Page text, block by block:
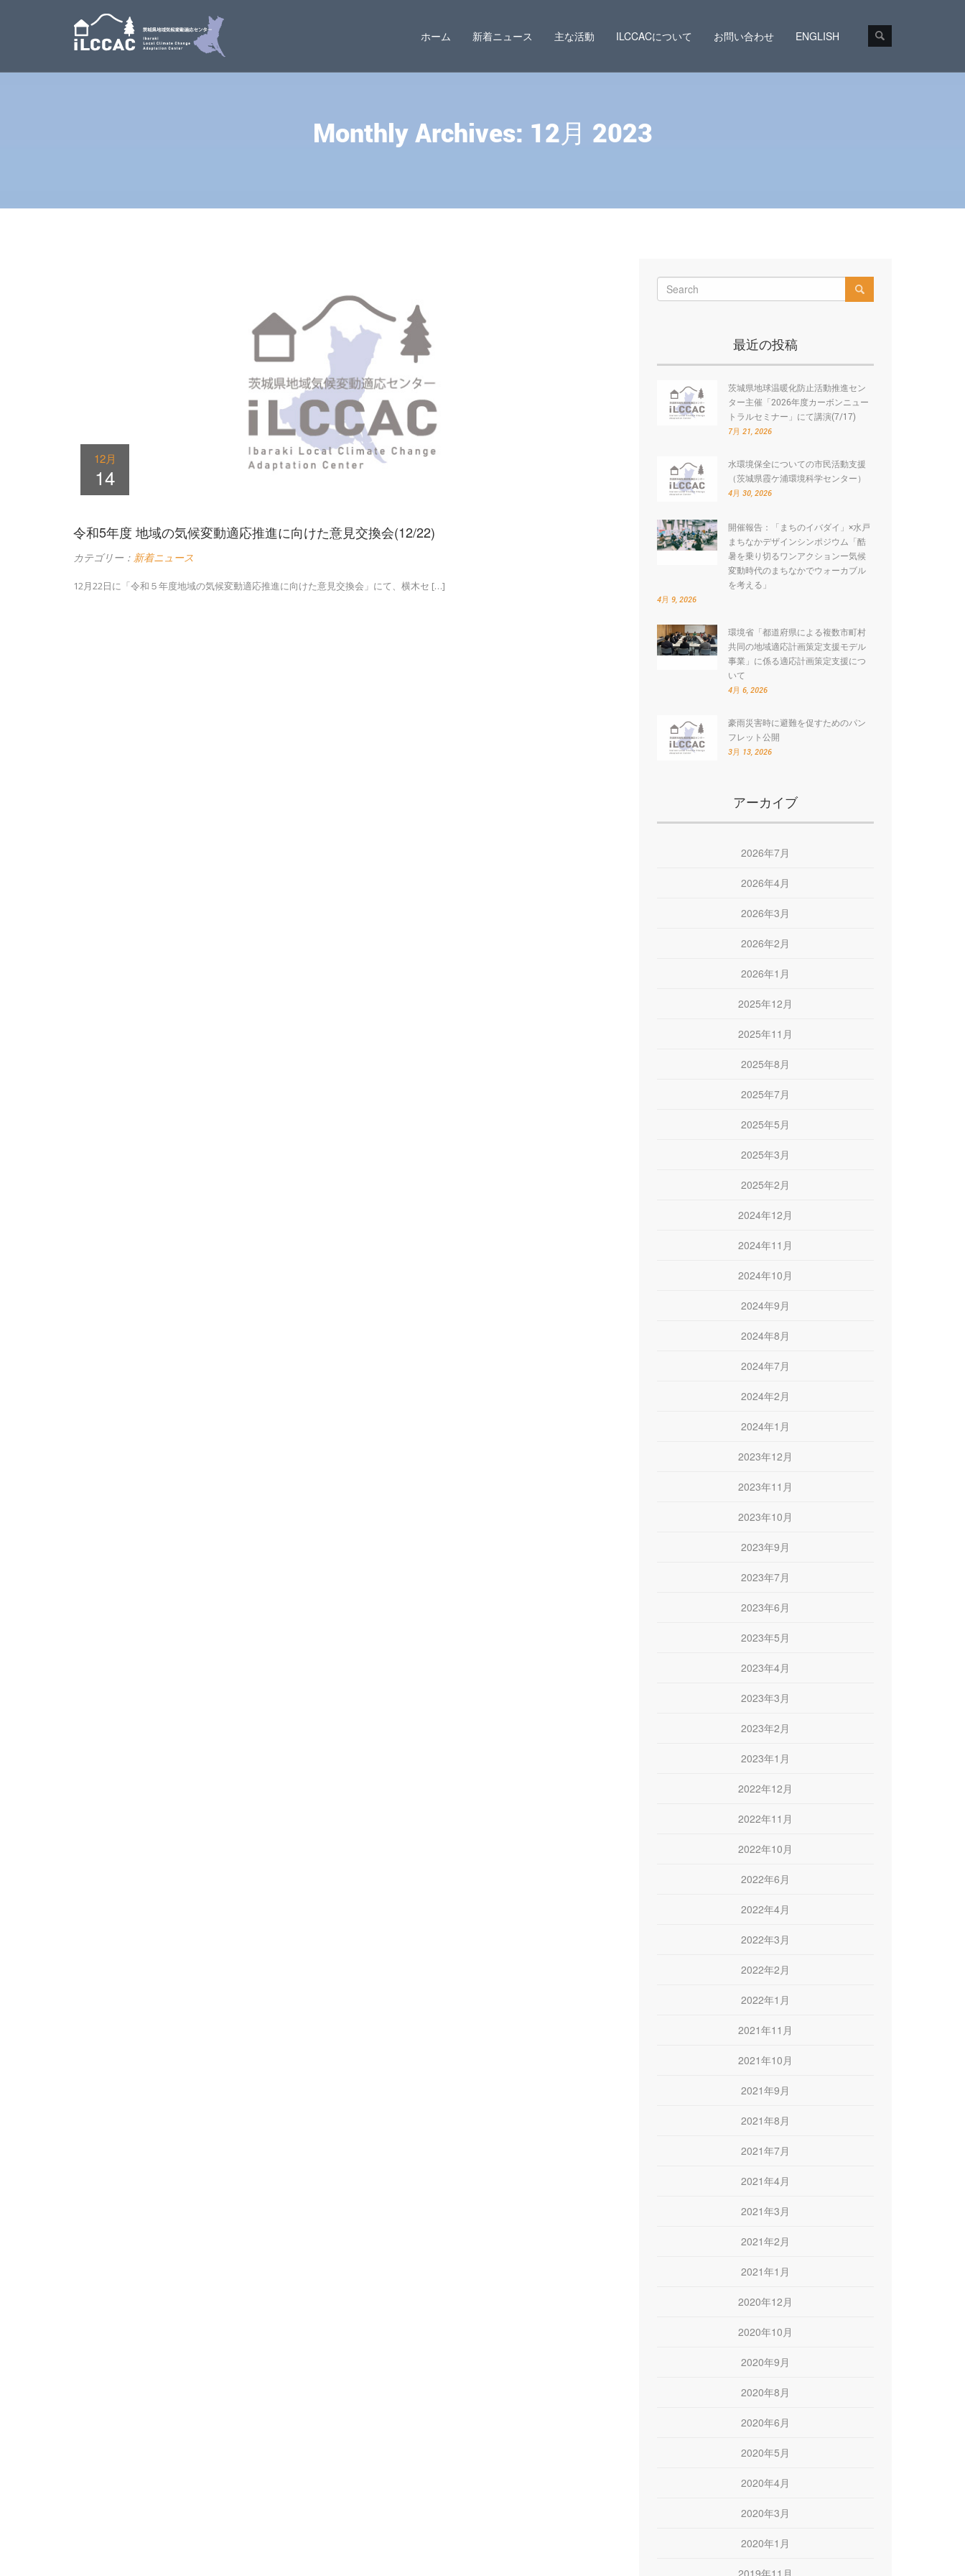
ホーム 新着ニュース 主な活動 ILCCACについて お問い合わせ ENGLISH
Monthly Archives: 12月 2023
12月
14
令和5年度 地域の気候変動適応推進に向けた意見交換会(12/22)
カテゴリー： 新着ニュース
12月22日に「令和５年度地域の気候変動適応推進に向けた意見交換会」にて、横木セ […]
最近の投稿
茨城県地球温暖化防止活動推進セン
ター主催「2026年度カーボンニュー
トラルセミナー」にて講演(7/17)
7月 21, 2026
水環境保全についての市民活動支援
（茨城県霞ケ浦環境科学センター）
4月 30, 2026
開催報告：「まちのイバダイ」×水戸
まちなかデザインシンポジウム「酷
暑を乗り切るワンアクションー気候
変動時代のまちなかでウォーカブル
を考える」
4月 9, 2026
環境省「都道府県による複数市町村
共同の地域適応計画策定支援モデル
事業」に係る適応計画策定支援につ
いて
4月 6, 2026
豪雨災害時に避難を促すためのパン
フレット公開
3月 13, 2026
アーカイブ
2026年7月
2026年4月
2026年3月
2026年2月
2026年1月
2025年12月
2025年11月
2025年8月
2025年7月
2025年5月
2025年3月
2025年2月
2024年12月
2024年11月
2024年10月
2024年9月
2024年8月
2024年7月
2024年2月
2024年1月
2023年12月
2023年11月
2023年10月
2023年9月
2023年7月
2023年6月
2023年5月
2023年4月
2023年3月
2023年2月
2023年1月
2022年12月
2022年11月
2022年10月
2022年6月
2022年4月
2022年3月
2022年2月
2022年1月
2021年11月
2021年10月
2021年9月
2021年8月
2021年7月
2021年4月
2021年3月
2021年2月
2021年1月
2020年12月
2020年10月
2020年9月
2020年8月
2020年6月
2020年5月
2020年4月
2020年3月
2020年1月
2019年11月